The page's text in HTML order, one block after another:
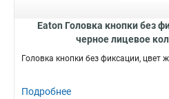
Eaton Головка кнопки без
черное лицевое
Головка кнопки без фиксации, цвет
Подробнее